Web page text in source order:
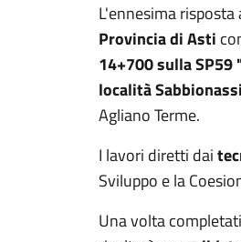
L'ennesima risposta
Provincia di Asti
14+700 sulla SP59
localitàSabbionassi
Agliano Terme.
I lavori diretti dai
Sviluppo e la
Una volta